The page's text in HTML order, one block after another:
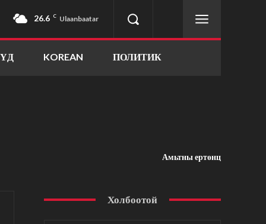
26.6 C Ulaanbaatar
KOREAN ПОЛИТИК
Амьтны ертөнц
Холбоотой